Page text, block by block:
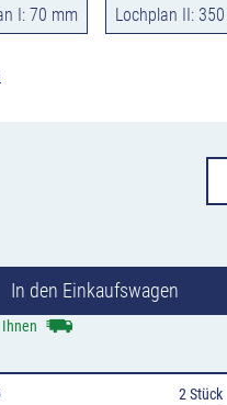
I: 70 mm Lochplan II:
In den Einkaufswagen
2 Stück